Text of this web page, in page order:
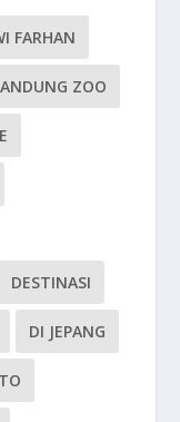
FARHAN
ZOO
DESTINASI
DI JEPANG